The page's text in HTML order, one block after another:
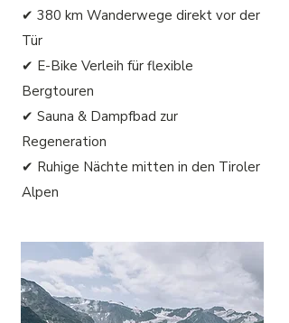
✔ 380 km Wanderwege direkt vor der
Tür
✔ E-Bike Verleih für flexible
Bergtouren
✔ Sauna & Dampfbad zur
Regeneration
✔ Ruhige Nächte mitten in den Tiroler
Alpen